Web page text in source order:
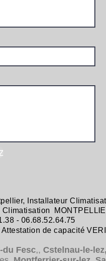
, Installateur
Climatisation
- 06.68.52.64.75
de capacité
du Fesc,, Cstelnau-le-lez,